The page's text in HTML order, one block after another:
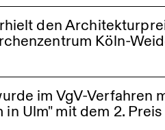
den
Köln-
im VgV-Verfahren
Ulm" mit dem 2.